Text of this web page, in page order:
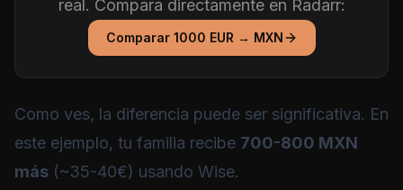
real. Compara directamente en Radarr:
Comparar 1000 EUR → MXN
Como ves, la diferencia puede ser significativa. En
este ejemplo, tu familia recibe 700-800 MXN
más (~35-40€) usando Wise.